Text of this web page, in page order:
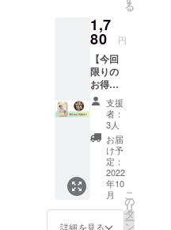
一
律）：
330円
⇒合
計：
1330円
※ご注文
状況、
製造状
況の都
合等に
より出
荷時期
が前後
する場
合があ
りま
る
1,7
80 円
【今回
限りの
お得な
早割】
・命の
猫砂 杉
にゃん
大粒 1
袋：
1120円
（通常
販売価
格：
1320
支援
者：
3人
お届
け予
定：
2022
年10
月
詳細を見る
こ
の
リ
タ
ー
ン